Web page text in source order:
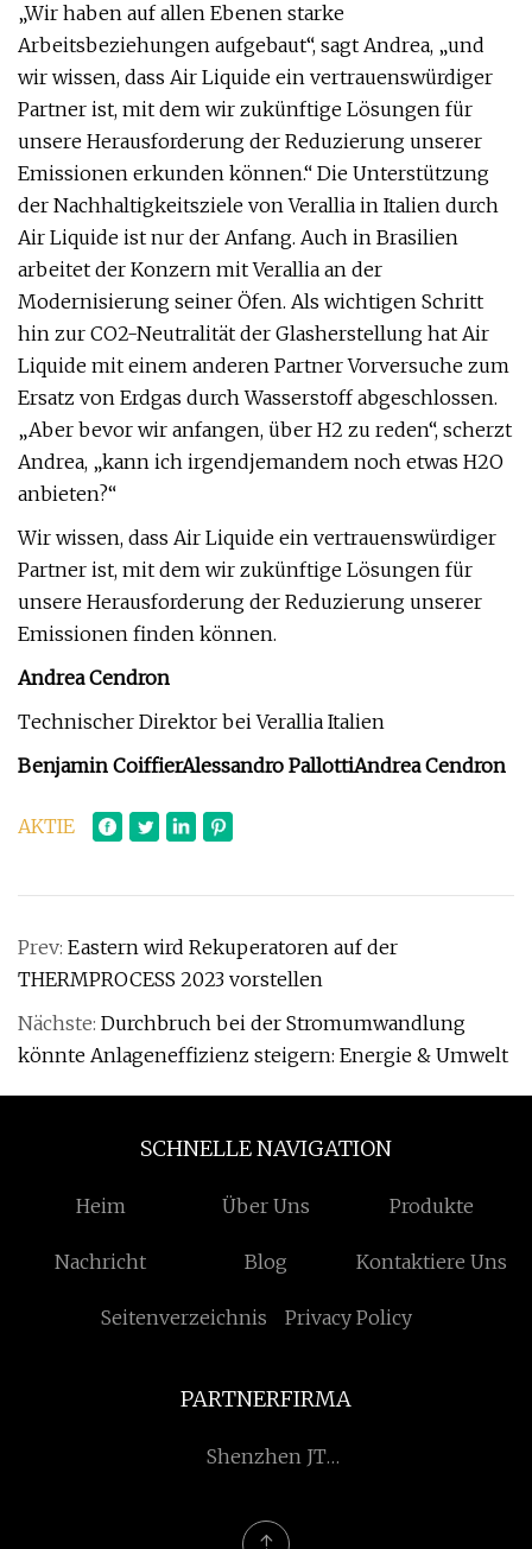
„Wir haben auf allen Ebenen starke
Arbeitsbeziehungen aufgebaut“, sagt Andrea, „und
wir wissen, dass Air Liquide ein vertrauenswürdiger
Partner ist, mit dem wir zukünftige Lösungen für
unsere Herausforderung der Reduzierung unserer
Emissionen erkunden können.“ Die Unterstützung
der Nachhaltigkeitsziele von Verallia in Italien durch
Air Liquide ist nur der Anfang. Auch in Brasilien
arbeitet der Konzern mit Verallia an der
Modernisierung seiner Öfen. Als wichtigen Schritt
hin zur CO2-Neutralität der Glasherstellung hat Air
Liquide mit einem anderen Partner Vorversuche zum
Ersatz von Erdgas durch Wasserstoff abgeschlossen.
„Aber bevor wir anfangen, über H2 zu reden“, scherzt
Andrea, „kann ich irgendjemandem noch etwas H2O
anbieten?“
Wir wissen, dass Air Liquide ein vertrauenswürdiger
Partner ist, mit dem wir zukünftige Lösungen für
unsere Herausforderung der Reduzierung unserer
Emissionen finden können.
Andrea Cendron
Technischer Direktor bei Verallia Italien
Benjamin CoiffierAlessandro PallottiAndrea Cendron
AKTIE
Prev: Eastern wird Rekuperatoren auf der
THERMPROCESS 2023 vorstellen
Nächste: Durchbruch bei der Stromumwandlung
könnte Anlageneffizienz steigern: Energie & Umwelt
SCHNELLE NAVIGATION
Heim Über Uns Produkte
Nachricht Blog Kontaktiere Uns
Seitenverzeichnis Privacy Policy
PARTNERFIRMA
Shenzhen JT